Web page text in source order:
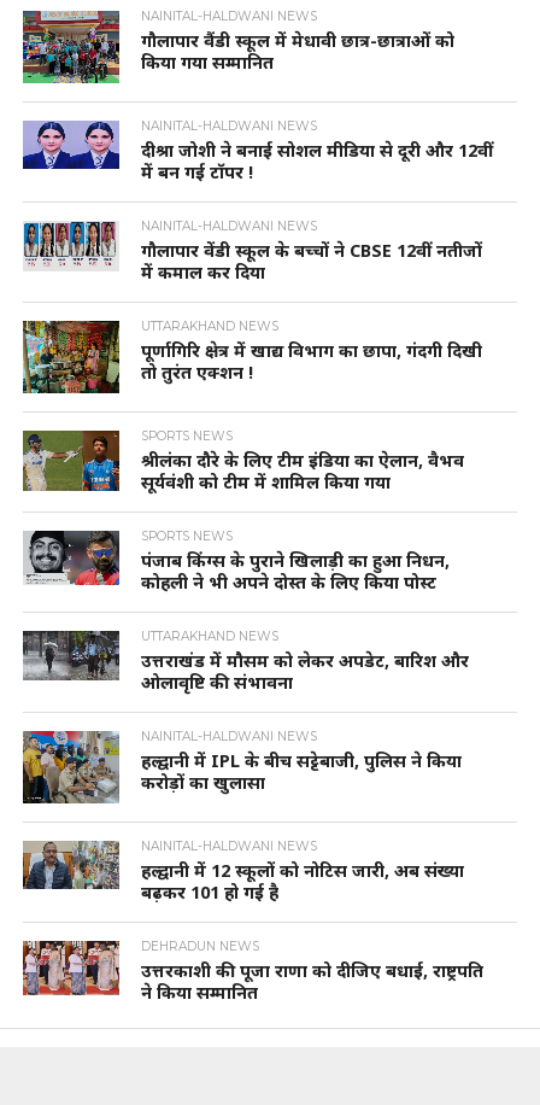
NAINITAL-HALDWANI NEWS
गौलापार वैंडी स्कूल में मेधावी छात्र-छात्राओं को
किया गया सम्मानित
NAINITAL-HALDWANI NEWS
दीश्रा जोशी ने बनाई सोशल मीडिया से दूरी और 12वीं
में बन गई टॉपर !
NAINITAL-HALDWANI NEWS
गौलापार वेंडी स्कूल के बच्चों ने CBSE 12वीं नतीजों
में कमाल कर दिया
UTTARAKHAND NEWS
पूर्णागिरि क्षेत्र में खाद्य विभाग का छापा, गंदगी दिखी
तो तुरंत एक्शन !
SPORTS NEWS
श्रीलंका दौरे के लिए टीम इंडिया का ऐलान, वैभव
सूर्यवंशी को टीम में शामिल किया गया
SPORTS NEWS
पंजाब किंग्स के पुराने खिलाड़ी का हुआ निधन,
कोहली ने भी अपने दोस्त के लिए किया पोस्ट
UTTARAKHAND NEWS
उत्तराखंड में मौसम को लेकर अपडेट, बारिश और
ओलावृष्टि की संभावना
NAINITAL-HALDWANI NEWS
हल्द्वानी में IPL के बीच सट्टेबाजी, पुलिस ने किया
करोड़ों का खुलासा
NAINITAL-HALDWANI NEWS
हल्द्वानी में 12 स्कूलों को नोटिस जारी, अब संख्या
बढ़कर 101 हो गई है
DEHRADUN NEWS
उत्तरकाशी की पूजा राणा को दीजिए बधाई, राष्ट्रपति
ने किया सम्मानित